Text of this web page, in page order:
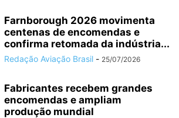
Farnborough 2026 movimenta
centenas de encomendas e
confirma retomada da indústria...
Redação Aviação Brasil - 25/07/2026
Fabricantes recebem grandes
encomendas e ampliam
produção mundial